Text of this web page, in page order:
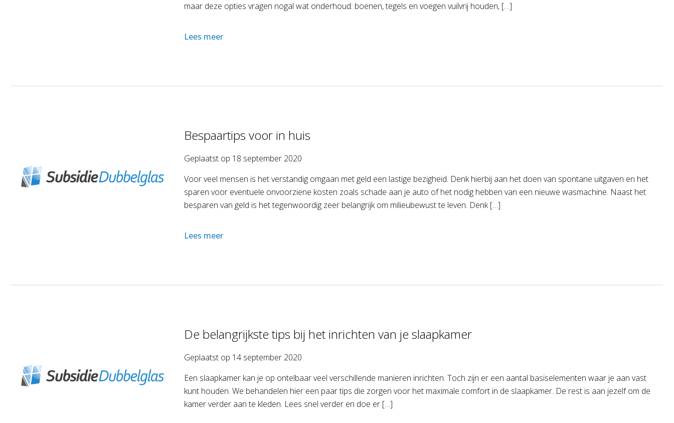
maar deze opties vragen nogal wat onderhoud: boenen, tegels en voegen vuilvrij houden, […]
Lees meer
Bespaartips voor in huis
Geplaatst op 18 september 2020
Voor veel mensen is het verstandig omgaan met geld een lastige bezigheid. Denk hierbij aan het doen van spontane uitgaven en het
sparen voor eventuele onvoorziene kosten zoals schade aan je auto of het nodig hebben van een nieuwe wasmachine. Naast het
besparen van geld is het tegenwoordig zeer belangrijk om milieubewust te leven. Denk […]
Lees meer
De belangrijkste tips bij het inrichten van je slaapkamer
Geplaatst op 14 september 2020
Een slaapkamer kan je op ontelbaar veel verschillende manieren inrichten. Toch zijn er een aantal basiselementen waar je aan vast
kunt houden. We behandelen hier een paar tips die zorgen voor het maximale comfort in de slaapkamer. De rest is aan jezelf om de
kamer verder aan te kleden. Lees snel verder en doe er […]